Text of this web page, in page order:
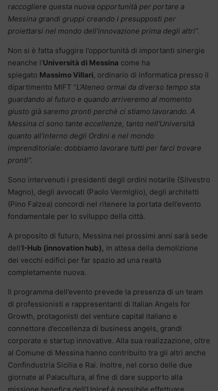
raccogliere questa nuova opportunità per portare a
Messina grandi gruppi creando i presupposti per
proiettarsi nel mondo dell’innovazione prima degli altri”.
Non si è fatta sfuggire l’opportunità di importanti sinergie
neanche l’Università di Messina come ha
spiegato Massimo Villari, ordinario di informatica presso il
dipartimento MIFT “L’Ateneo ormai da diverso tempo sta
guardando al futuro e quando arriveremo al momento
giusto già saremo pronti perchè ci stiamo lavorando. A
Messina ci sono tante eccellenze, tanto nell’Università
quanto all’interno degli Ordini e nel mondo
imprenditoriale: dobbiamo lavorare tutti per farci trovare
pronti”.
Sono intervenuti i presidenti degli ordini notarile (Silvestro
Magno), degli avvocati (Paolo Vermiglio), degli architetti
(Pino Falzea) concordi nel ritenere la portata dell’evento
fondamentale per lo sviluppo della città.
A proposito di futuro, Messina nei prossimi anni sarà sede
dell’I-Hub (innovation hub), in attesa della demolizione
dei vecchi edifici per far spazio ad una realtà
completamente nuova.
Il programma dell’evento prevede la presenza di un team
di professionisti e rappresentanti di Italian Angels for
Growth, protagonisti del venture capital italiano e
connettore d’eccellenza di business angels, grandi
corporate e startup innovative. Alla sua realizzazione, oltre
al Comune di Messina hanno contribuito tra gli altri anche
Confindustria Sicilia e Rai. Inoltre, nel corso delle due
giornate al Palacultura, al fine di dare supporto alla